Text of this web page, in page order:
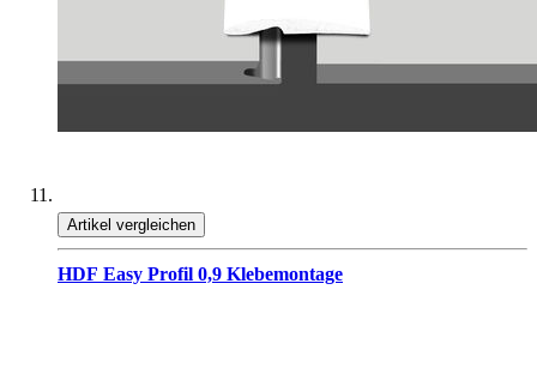
Artikel vergleichen
HDF Easy Profil 0,9 Klebemontage